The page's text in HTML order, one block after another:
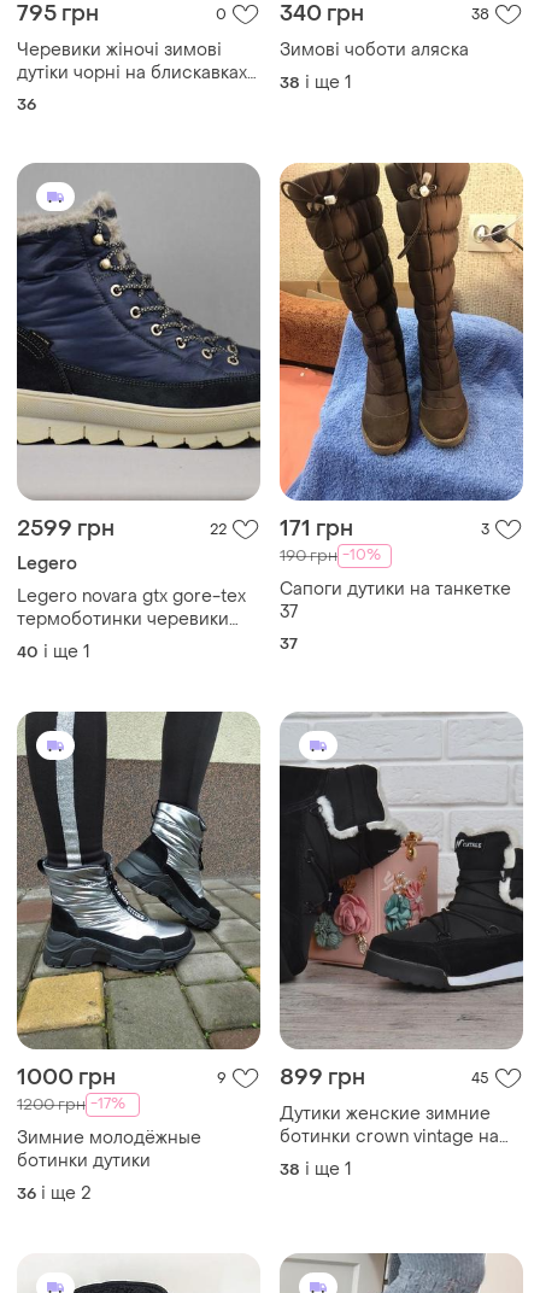
795 грн 0
Черевики жіночі зимові
дутіки чорні на блискавках
с832
36
340 грн 38
Зимові чоботи аляска
38 і ще 1
2599 грн 22
Legero
Legero novara gtx gore-tex
термоботинки черевики
зимові жіноч непромокаюч
австрія оригін 40 р/26.5 с
40 і ще 1
171 грн 3
190 грн -10%
Сапоги дутики на танкетке
37
37
1000 грн 9
1200 грн -17%
Зимние молодёжные
ботинки дутики
36 і ще 2
899 грн 45
Дутики женские зимние
ботинки crown vintage на
платформе черные
38 і ще 1